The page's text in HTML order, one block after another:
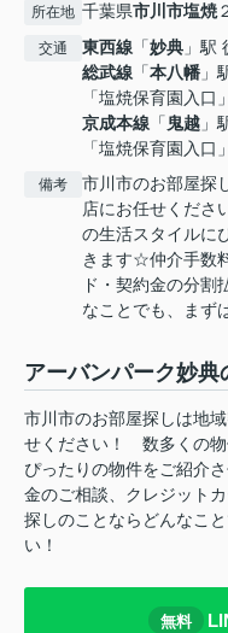
所在地 千葉県市川市塩焼
交通 東西線 「妙典 」駅
総武線 「本八幡 」
「塩焼保育園入口
京成本線 「 鬼越 」
「塩焼保育園入口
備考
市川市のお部屋探
店にお任せくださ
の生活スタイルに
きます☆仲介手数
ド・契約金の分割
なことでも、まず
アーバンパーク妙
市川市のお部屋探しは地
せください！ 数多くの物
ぴったりの物件をご紹介
金のご相談、クレジット
探しのことならどんなこ
い！
無料